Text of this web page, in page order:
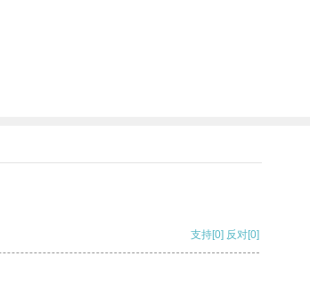
支持[0] 反对[0]